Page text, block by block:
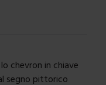
chevron in chiave
segno pittorico